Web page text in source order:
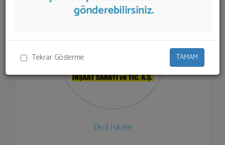
Tekrar Gösterme TAMAM
Ekol İskele